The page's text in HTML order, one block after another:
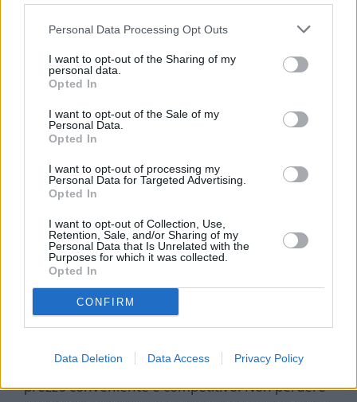
Personal Data Processing Opt Outs
I want to opt-out of the Sharing of my
personal data.
Opted In
I want to opt-out of the Sale of my
Personal Data.
Opted In
I want to opt-out of processing my
Personal Data for Targeted Advertising.
Opted In
I want to opt-out of Collection, Use,
Retention, Sale, and/or Sharing of my
Personal Data that Is Unrelated with the
Purposes for which it was collected.
Opted In
CONFIRM
Data Deletion Data Access Privacy Policy
Sito Ufficiale
Il sito ufficiale del prodotto Tauro Plus è il luogo
dove puoi trovare tutte le informazioni
dettagliate su questo integratore per la
performance maschile. Attraverso il link
Sito
approfondite degli ingredienti di alta qualità
utilizzati nella formulazione di Tauro Plus,
scoprire come funziona e quali benefici può
offrire per la tua virilità e la tua vita intima.
Inoltre, sul sito ufficiale troverai informazioni su
permetteranno di acquistare Tauro Plus a un
prezzo conveniente e competitivo. Non perdere